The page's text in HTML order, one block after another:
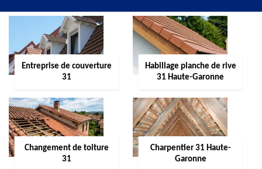
Entreprise de couverture
31
Habillage planche de rive
31 Haute-Garonne
Changement de toiture
31
Charpentier 31 Haute-
Garonne